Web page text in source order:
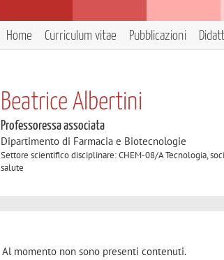
Home Curriculum vitae Pubblicazioni
Beatrice Albertini
Professoressa associata
Dipartimento di Farmacia e Biotecnologie
Settore scientifico disciplinare: CHEM-08/A Tecnologia,
salute
Al momento non sono presenti contenuti.